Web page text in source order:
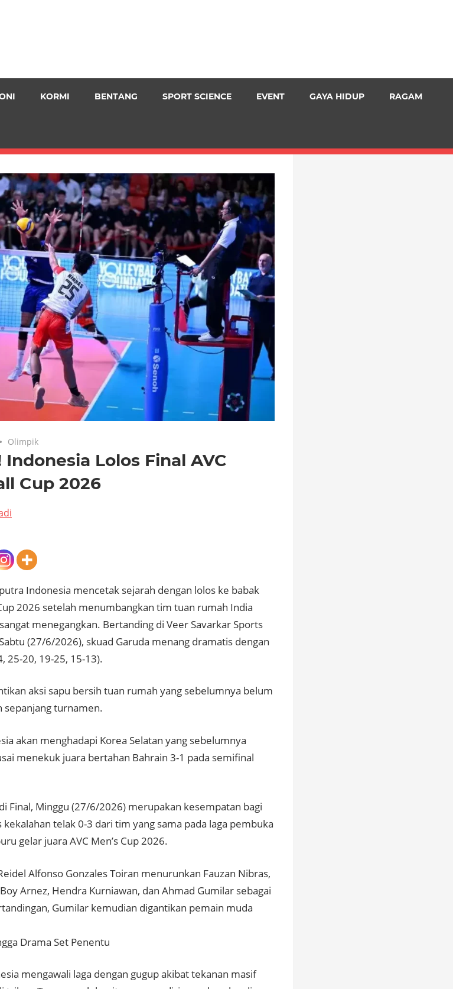
KORMI BENTANG SPORT SCIENCE EVENT GAYA HIDUP RAGAM
Olimpik
Lolos Final AVC
Cup 2026
putra Indonesia mencetak sejarah dengan lolos ke babak
2026 setelah menumbangkan tim tuan rumah India
menegangkan. Bertanding di Veer Savarkar Sports
(27/6/2026), skuad Garuda menang dramatis dengan
25-20, 19-25, 15-13).
aksi sapu bersih tuan rumah yang sebelumnya belum
sepanjang turnamen.
akan menghadapi Korea Selatan yang sebelumnya
menekuk juara bertahan Bahrain 3-1 pada semifinal
Final, Minggu (27/6/2026) merupakan kesempatan bagi
telak 0-3 dari tim yang sama pada laga pembuka
gelar juara AVC Men’s Cup 2026.
Alfonso Gonzales Toiran menurunkan Fauzan Nibras,
Arnez, Hendra Kurniawan, dan Ahmad Gumilar sebagai
Gumilar kemudian digantikan pemain muda
Drama Set Penentu
mengawali laga dengan gugup akibat tekanan masif